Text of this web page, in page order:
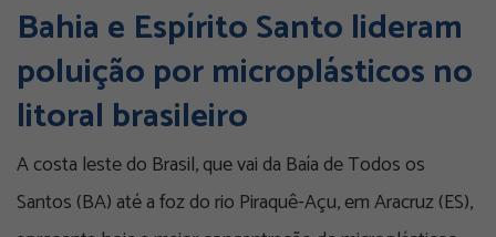
Bahia e Espírito Santo lideram
poluição por microplásticos no
litoral brasileiro
A costa leste do Brasil, que vai da Baía de Todos os
Santos (BA) até a foz do rio Piraquê-Açu, em Aracruz (ES),